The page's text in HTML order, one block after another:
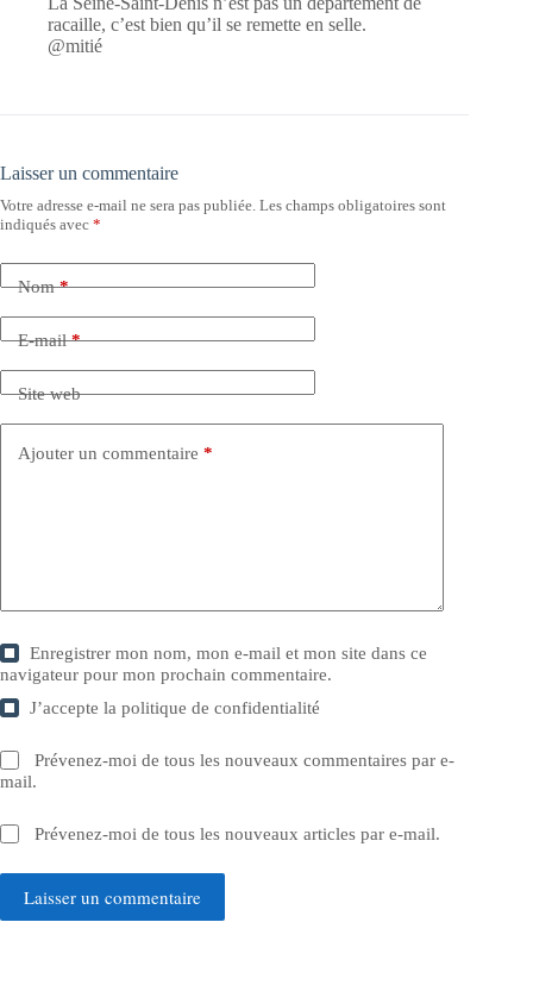
racaille, c’est bien qu’il se remette en selle.
@mitié
Laisser un commentaire
Votre adresse e-mail ne sera pas publiée. Les champs obligatoires sont
indiqués avec *
Nom*
E-mail*
Site web
Ajouter un commentaire *
Enregistrer mon nom, mon e-mail et mon site dans ce
navigateur pour mon prochain commentaire.
J’accepte lapolitique de confidentialité
Prévenez-moi de tous les nouveaux commentaires par e-
mail.
Prévenez-moi de tous les nouveaux articles par e-mail.
Laisser un commentaire